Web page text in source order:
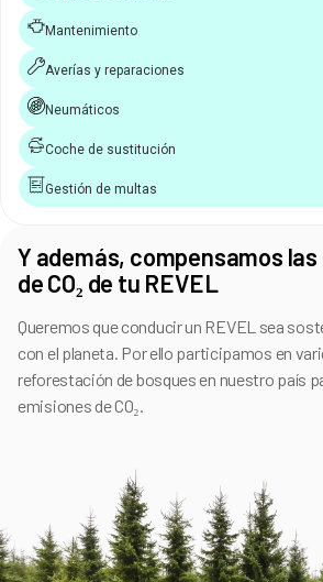
Mantenimiento
Averías y reparaciones
Neumáticos
Coche de sustitución
Gestión de multas
Y además, compensamos
de CO₂ de tu REVEL
Queremos que conducir un REVEL sea
con el planeta. Por ello participamos en
reforestación de bosques en nuestro país
emisiones de CO₂.